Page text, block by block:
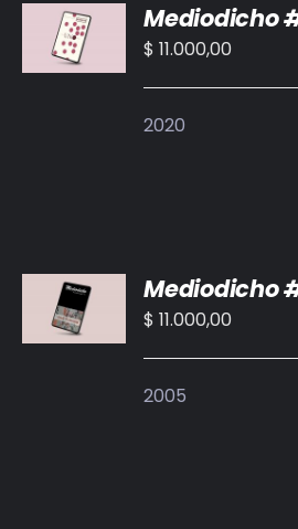
AL
CARRITO
/
Mediodicho
$ 11.000,00
2020
AL
CARRITO
/
Mediodicho
$ 11.000,00
2005